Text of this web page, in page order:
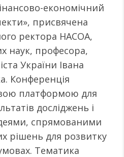
економічний
присвячена
ректора НАСОА,
наук, професора,
України Івана
Конференція
платформою для
досліджень і
спрямованими
рішень для розвитку
Тематика